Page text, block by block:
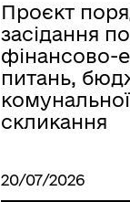
Проєкт
засідання
фінансово-
питань,
комунальної
скликання
20/07/2026